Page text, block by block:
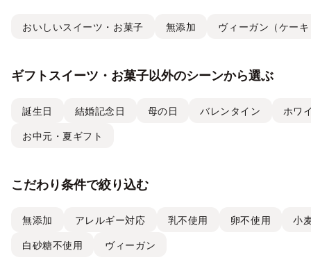
おいしいスイーツ・お菓子 無添加 ヴィーガン（ケー
ギフトスイーツ・お菓子以外のシーンから選ぶ
誕生日 結婚記念日 母の日 バレンタイン ホワ
お中元・夏ギフト
こだわり条件で絞り込む
無添加 アレルギー対応 乳不使用 卵不使用 小
白砂糖不使用 ヴィーガン